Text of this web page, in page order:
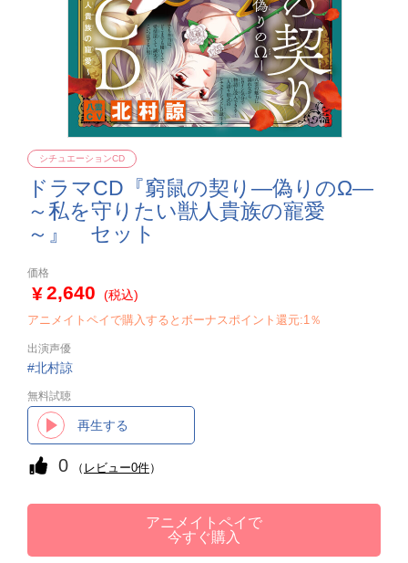
ドラマCD『窮鼠の契り―偽りのΩ―
～私を守りたい獣人貴族の寵愛
～』 セット
シチュエーションCD
価格
2,640 (税込)
アニメイトペイで購入するとボーナスポイント還元:1％
出演声優
北村諒
無料試聴
再生する
0 （ レビュー0件）
アニメイトペイで
今すぐ購入